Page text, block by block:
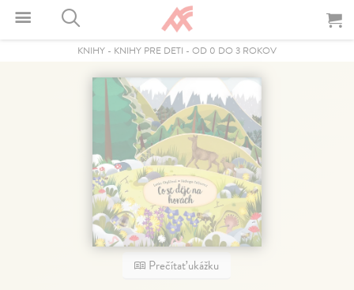
KNIHY - KNIHY PRE DETI - OD 0 DO 3 ROKOV
Prečítať ukážku